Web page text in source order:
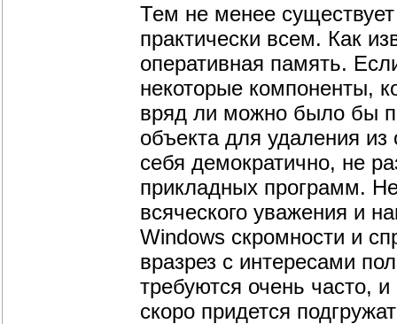
Тем не менее
практически всем. Как
оперативная память.
некоторые компоненты,
вряд ли можно было бы
объекта для удаления
себя демократично, не
прикладных программ.
всяческого уважения и
Windows скромности и
вразрез с интересами
требуются очень часто,
скоро придется